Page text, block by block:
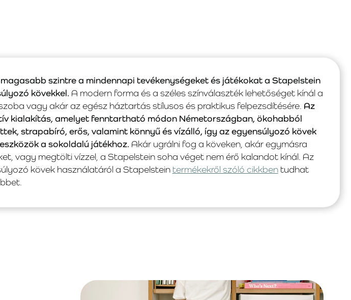
magasabb szintre a mindennapi tevékenységeket és játékokat a Stapelstein
kövekkel. A modern forma és a széles színválaszték lehetőséget kínál a
vagy akár az egész háztartás stílusos és praktikus felpezsdítésére. Az
kialakítás, amelyet fenntartható módon Németországban, ökohabból
strapabíró, erős, valamint könnyű és vízálló, így az egyensúlyozó kövek
a sokoldalú játékhoz. Akár ugrálni fog a köveken, akár egymásra
vagy megtölti vízzel, a Stapelstein soha véget nem érő kalandot kínál. Az
kövek használatáról a Stapelstein termékekről szóló cikkbentudhat